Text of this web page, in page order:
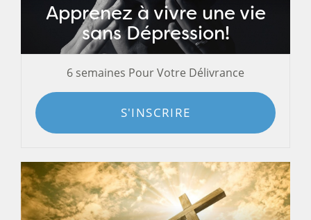
Apprenez à vivre une vie
sans Dépression!
6 semaines Pour Votre Délivrance
S'INSCRIRE